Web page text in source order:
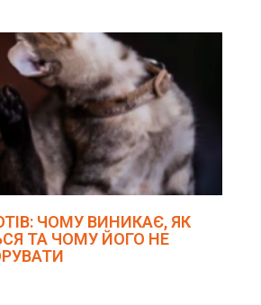
ЧОМУ ВИНИКАЄ, ЯК
ТА ЧОМУ ЙОГО НЕ